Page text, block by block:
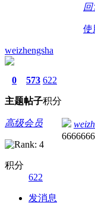
回
使
weizhengsha
0
主题
573
帖子
622
积分
高级会员
积分
622
发消息